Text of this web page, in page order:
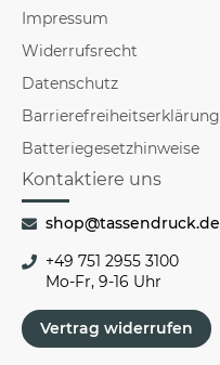
Impressum
Widerrufsrecht
Datenschutz
Barrierefreiheitserklärung
Batteriegesetzhinweise
Kontaktiere uns
shop@tassendruck.de
+49 751 2955 3100
Mo-Fr, 9-16 Uhr
Vertrag widerrufen